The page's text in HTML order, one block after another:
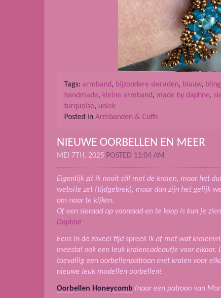
Tags: armband, bijzondere sieraden, blauw, bling
handmade, kleine armband, made by daphne,
turquoise, uniek
Posted in Armbanden & Cuffs
NIEUWE OORBELLEN EN MEER
MEI 7TH, 2025 POSTED 11:04 AM
Eigenlijk zit ik nooit stil met de kralen, maar het
website zet (tijdgebrek), maar dan zijn het gelijk
om naar te kijken.
Of een sieraad op voorraad en te koop is kun je
Daphne.
Eens in de zoveel tijd spreek ik af met wat
meestal ook een leuk kralencadeautje voor elkaar.
toevallig een oorbellenpatroon met kralen voor
nieuwe leuk modellen oorbellen!
Oorbellen Honeycomb (naar een patroon van